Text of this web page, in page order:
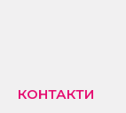
КОНТАКТИ